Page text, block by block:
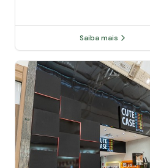
Saiba mais